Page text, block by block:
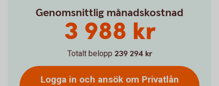
Genomsnittlig månadskostnad
3 988 kr
Totalt belopp 239 294 kr
Logga in och ansök om Privatlån